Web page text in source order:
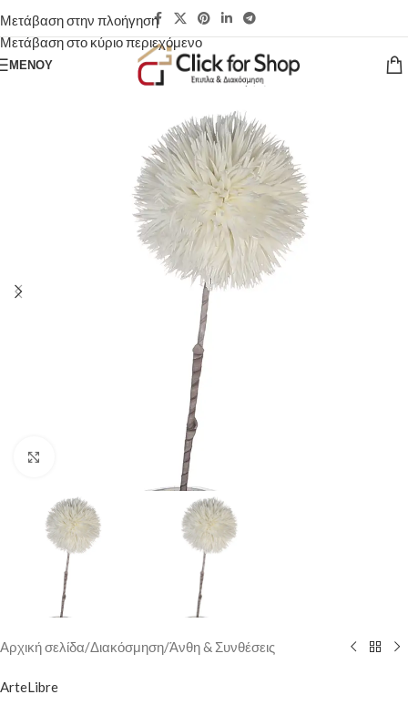
Μετάβαση στην πλοήγηση
Μετάβαση στο κύριο περιεχόμενο
ΜΕΝΟΎ
Κάντε κλικ για μεγέθυνση
Αρχική σελίδα/Διακόσμηση/Άνθη & Συνθέσεις
ArteLibre